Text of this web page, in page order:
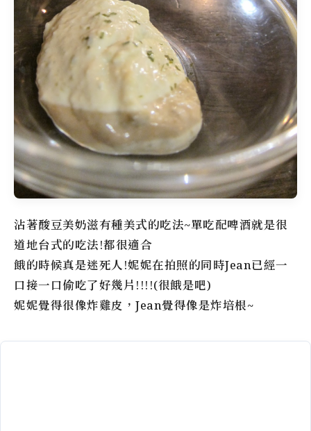
沾著酸豆美奶滋有種美式的吃法~單吃配啤酒就是很
道地台式的吃法!都很適合
餓的時候真是迷死人!妮妮在拍照的同時Jean已經一
口接一口偷吃了好幾片!!!!(很餓是吧)
妮妮覺得很像炸雞皮，Jean覺得像是炸培根~